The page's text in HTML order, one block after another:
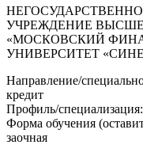
УЧРЕЖДЕНИЕ
«МОСКОВСКИЙ
УНИВЕРСИТЕТ
Направление/
кредит
Профиль/специализация:
Форма обучения
заочная